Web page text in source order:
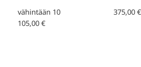
vähintään 10 375,00
105,00 €